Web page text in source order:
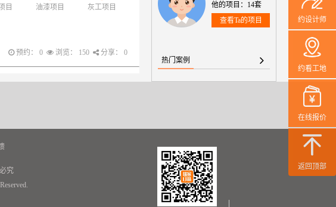
约设计师
约看工地
在线报价
返回顶部
目 油漆项目 灰工项目
预约： 0 浏览： 150 分享： 0
他的项目：14套
查看Ta的项目
热门案例
究